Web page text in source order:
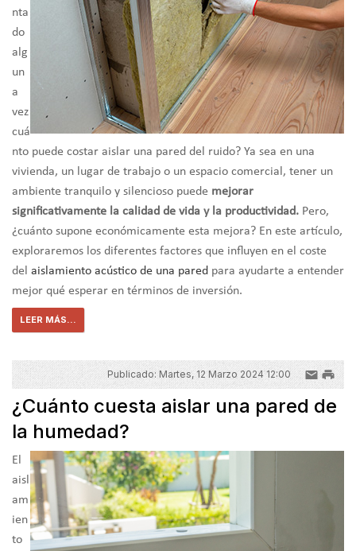
nta
do
alg
un
a
vez
cuá
nto puede costar aislar una pared del ruido? Ya sea en una
vivienda, un lugar de trabajo o un espacio comercial, tener un
ambiente tranquilo y silencioso puede mejorar
significativamente la calidad de vida y la productividad. Pero,
¿cuánto supone económicamente esta mejora? En este artículo,
exploraremos los diferentes factores que influyen en el coste
del aislamiento acústico de una pared para ayudarte a entender
mejor qué esperar en términos de inversión.
LEER MÁS...
Publicado: Martes, 12 Marzo 2024 12:00
¿Cuánto cuesta aislar una pared de
la humedad?
El
aisl
am
ien
to